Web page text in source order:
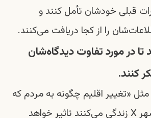
قبلی خودشان تأمل کنند و
را از کجا دریافت می‌کنند.
تا در مورد تفاوت دیدگاه‌شان
کنند.
«تغییر اقلیم چگونه به مردم که
در کشور X یا در شهر X زندگی می‌کنند تاثیر خواهد